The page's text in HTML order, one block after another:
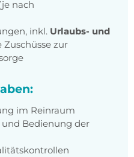
nach
inkl. Urlaubs- und
Zuschüsse zur
im Reinraum
Bedienung der